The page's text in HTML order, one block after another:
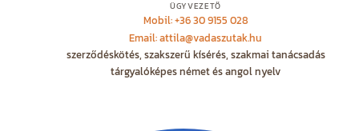
ÜGYVEZETŐ
Mobil: +36 30 9155 028
Email: attila@vadaszutak.hu
szerződéskötés, szakszerű kísérés, szakmai tanácsadás
tárgyalóképes német és angol nyelv